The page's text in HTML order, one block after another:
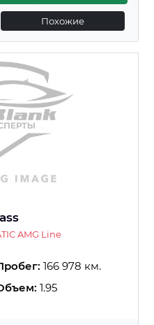
Похожие
AMG Line
166 978 км.
1.95